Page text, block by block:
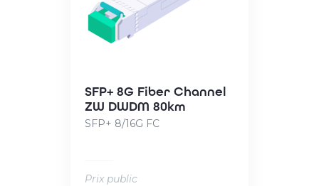
SFP+ 8G Fiber Channel
ZW DWDM 80km
SFP+ 8/16G FC
Prix public